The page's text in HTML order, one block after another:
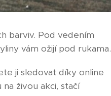
barviv. Pod vedením
vám ožijí pod rukama.
ji sledovat díky online
živou akci, stačí